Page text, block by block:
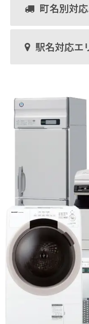
町名別対
駅名対応エ